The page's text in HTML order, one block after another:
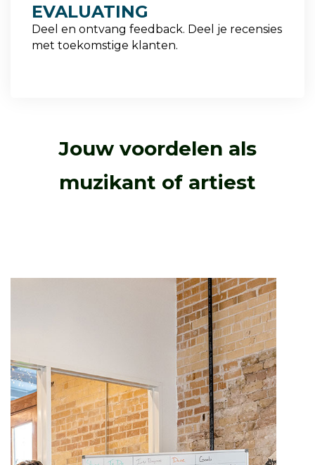
EVALUATING
Deel en ontvang feedback. Deel je recensies
met toekomstige klanten.
Jouw voordelen als
muzikant of artiest